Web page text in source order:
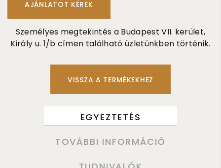
Személyes megtekintés a Budapest VII. kerület,
Király u. 1/b címen található üzletünkben történik.
VISSZA A TERMÉKEKHEZ
EGYEZTETÉS
TOVÁBBI INFORMÁCIÓ